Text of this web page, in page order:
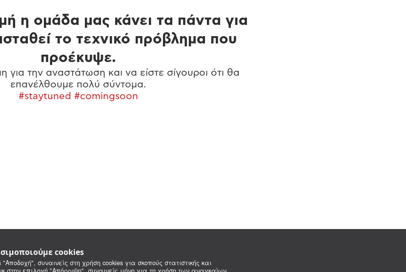
cookies
συναινείς στη χρήση cookies για σκοπούς στατιστικής και
η ομάδα μας κάνει τα πάντα για
το τεχνικό πρόβλημα που
προέκυψε.
για την αναστάτωση και να είστε σίγουροι ότι θα
επανέλθουμε πολύ σύντομα.
#staytuned #comingsoon